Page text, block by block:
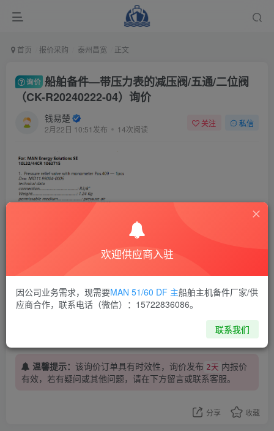
首页 报价采购 泰州昌宽 正文
询价 船舶备件—带压力表的减压阀/五通/二位阀
（CK-R20240222-04）询价
钱易楚
2月22日 10:51发布 14次阅读
关注 私信
泰州昌宽科技 船用设备
船用阀
温馨提示： 该询价订单具有时效性，询价发布 2天 内报价
有效，若有疑问或其他问题，请在下方留言或联系客服。
分享 收藏
欢迎供应商入驻
因公司业务需求，现需要MAN 51/60 DF 主船舶主机备件厂家/供
应商合作，联系电话（微信）：15722836086。
联系我们